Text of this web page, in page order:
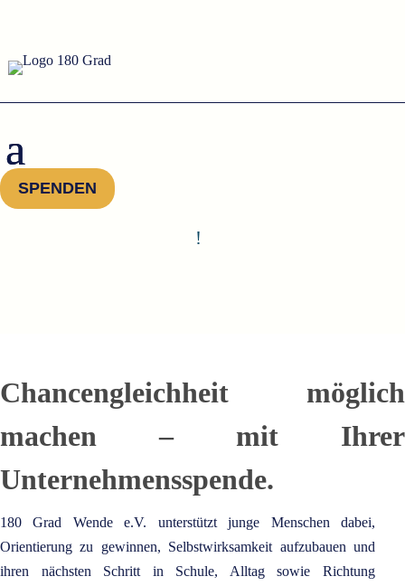
SPENDEN
!
Chancengleichheit möglich
machen – mit Ihrer
Unternehmensspende.
180 Grad Wende e.V. unterstützt junge Menschen dabei,
Orientierung zu gewinnen, Selbstwirksamkeit aufzubauen und
ihren nächsten Schritt in Schule, Alltag sowie Richtung